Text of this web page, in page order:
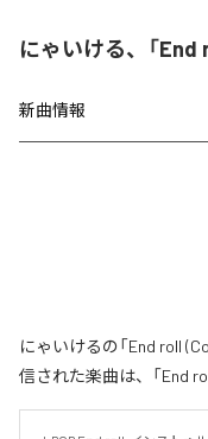
にゃいける、「End
新曲情報
にゃいけるの「End roll
信された楽曲は、「End